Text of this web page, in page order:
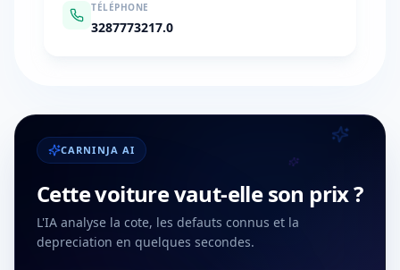
TÉLÉPHONE
3287773217.0
CARNINJA AI
Cette voiture vaut-elle son prix ?
L'IA analyse la cote, les defauts connus et la
depreciation en quelques secondes.